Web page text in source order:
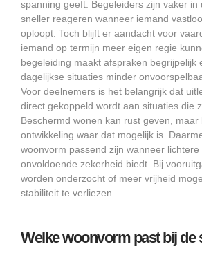
spanning geeft. Begeleiders zijn vaker in
sneller reageren wanneer iemand
oploopt. Toch blijft er aandacht voor
iemand op termijn meer eigen regie
begeleiding maakt afspraken begrijpelijk
dagelijkse situaties minder
Voor deelnemers is het belangrijk dat
direct gekoppeld wordt aan situaties die
Beschermd wonen kan rust geven, maar
ontwikkeling waar dat mogelijk is.
woonvorm passend zijn wanneer lichtere
onvoldoende zekerheid biedt. Bij
worden onderzocht of meer vrijheid
stabiliteit te verliezen.
Welke woonvorm past bij de